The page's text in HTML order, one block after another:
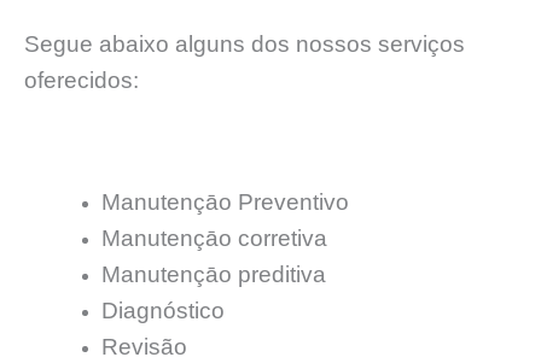
Segue abaixo alguns dos nossos serviços
oferecidos:
Manutençāo Preventivo
Manutençāo corretiva
Manutençāo preditiva
Diagnóstico
Revisão